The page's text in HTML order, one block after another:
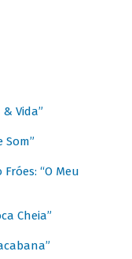
Vida”
Som”
“O Meu
Cheia”